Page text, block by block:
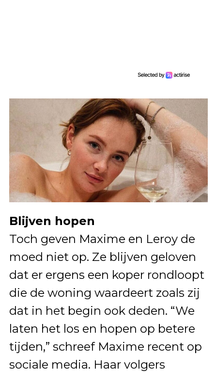
Blijven hopen
Toch geven Maxime en Leroy de
moed niet op. Ze blijven geloven
dat er ergens een koper rondloopt
die de woning waardeert zoals zij
dat in het begin ook deden. “We
laten het los en hopen op betere
tijden,” schreef Maxime recent op
sociale media. Haar volgers